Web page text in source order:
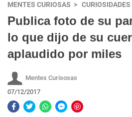
MENTES CURIOSAS CURIOSIDADES
Publica foto de su
lo que dijo de su
aplaudido por miles
Mentes Curisosas
07/12/2017